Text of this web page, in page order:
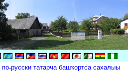
по-русски татарча башҡортса сахалыы